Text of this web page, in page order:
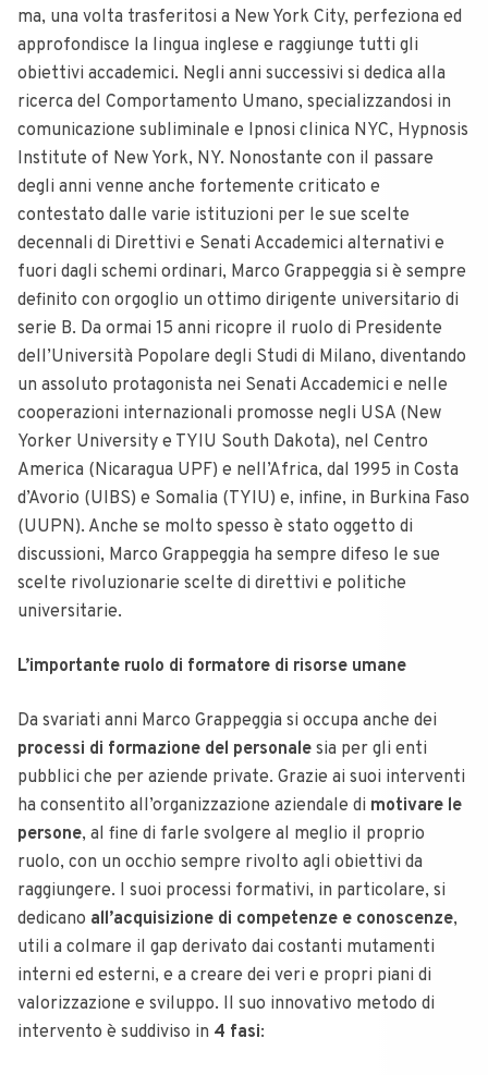
ma, una volta trasferitosi a New York City, perfeziona ed
approfondisce la lingua inglese e raggiunge tutti gli
obiettivi accademici. Negli anni successivi si dedica alla
ricerca del Comportamento Umano, specializzandosi in
comunicazione subliminale e Ipnosi clinica NYC, Hypnosis
Institute of New York, NY. Nonostante con il passare
degli anni venne anche fortemente criticato e
contestato dalle varie istituzioni per le sue scelte
decennali di Direttivi e Senati Accademici alternativi e
fuori dagli schemi ordinari, Marco Grappeggia si è sempre
definito con orgoglio un ottimo dirigente universitario di
serie B. Da ormai 15 anni ricopre il ruolo di Presidente
dell’Università Popolare degli Studi di Milano, diventando
un assoluto protagonista nei Senati Accademici e nelle
cooperazioni internazionali promosse negli USA (New
Yorker University e TYIU South Dakota), nel Centro
America (Nicaragua UPF) e nell’Africa, dal 1995 in Costa
d’Avorio (UIBS) e Somalia (TYIU) e, infine, in Burkina Faso
(UUPN). Anche se molto spesso è stato oggetto di
discussioni, Marco Grappeggia ha sempre difeso le sue
scelte rivoluzionarie scelte di direttivi e politiche
universitarie.
L’importante ruolo di formatore di risorse umane
Da svariati anni Marco Grappeggia si occupa anche dei
processi di formazione del personale sia per gli enti
pubblici che per aziende private. Grazie ai suoi interventi
ha consentito all’organizzazione aziendale di motivare le
persone, al fine di farle svolgere al meglio il proprio
ruolo, con un occhio sempre rivolto agli obiettivi da
raggiungere. I suoi processi formativi, in particolare, si
dedicano all’acquisizione di competenze e conoscenze,
utili a colmare il gap derivato dai costanti mutamenti
interni ed esterni, e a creare dei veri e propri piani di
valorizzazione e sviluppo. Il suo innovativo metodo di
intervento è suddiviso in 4 fasi: